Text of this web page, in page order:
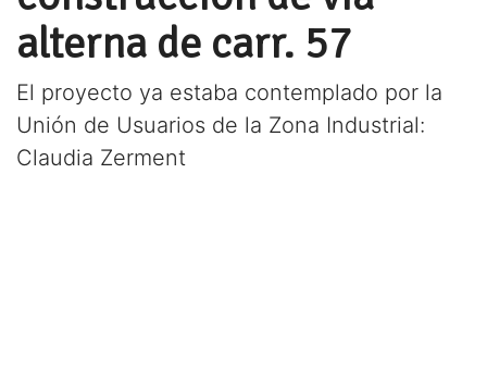
alterna de carr. 57
El proyecto ya estaba contemplado por la
Unión de Usuarios de la Zona Industrial:
Claudia Zerment